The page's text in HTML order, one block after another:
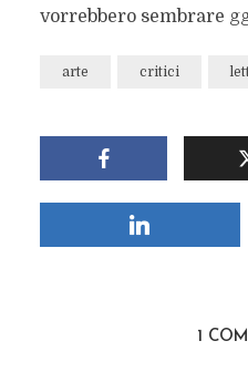
vorrebbero sembrare
arte critici
1